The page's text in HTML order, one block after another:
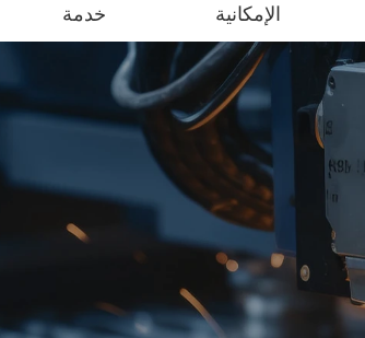
الإمكانية خدمة